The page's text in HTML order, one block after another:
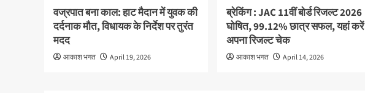
वज्रपात बना काल: हाट मैदान में युवक की
दर्दनाक मौत, विधायक के निर्देश पर तुरंत
मदद
आकाश भगत April 19, 2026
ब्रेकिंग : JAC 11वीं बोर्ड रिजल्ट 2026
घोषित, 99.12% छात्र सफल, यहां करें
अपना रिजल्ट चेक
आकाश भगत April 14, 2026